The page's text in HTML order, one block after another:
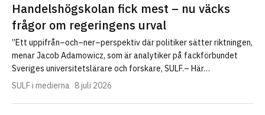
Handelshögskolan fick mest – nu väcks
frågor om regeringens urval
”Ett uppifrån–och–ner–perspektiv där politiker sätter riktningen,
menar Jacob Adamowicz, som är analytiker på fackförbundet
Sveriges universitetslärare och forskare, SULF.– Här…
SULF i medierna 8 juli 2026